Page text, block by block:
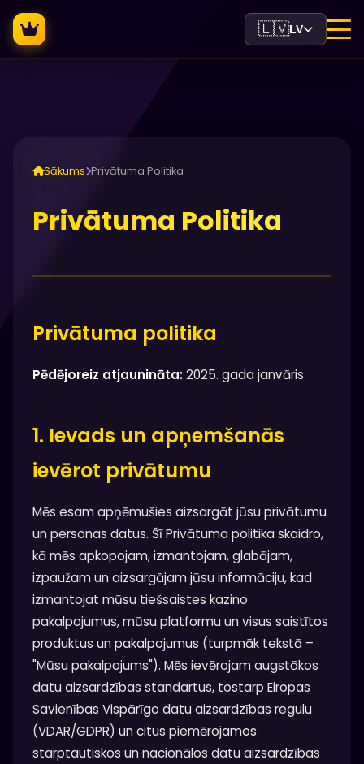
🇱🇻LV
Sākums Privātuma Politika
Privātuma Politika
Privātuma politika
Pēdējoreiz atjaunināta:2025. gada janvāris
1. Ievads un apņemšanās
ievērot privātumu
Mēs esam apņēmušies aizsargāt jūsu privātumu
un personas datus. Šī Privātuma politika skaidro,
kā mēs apkopojam, izmantojam, glabājam,
izpaužam un aizsargājam jūsu informāciju, kad
izmantojat mūsu tiešsaistes kazino
pakalpojumus, mūsu platformu un visus saistītos
produktus un pakalpojumus (turpmāk tekstā –
"Mūsu pakalpojums"). Mēs ievērojam augstākos
datu aizsardzības standartus, tostarp Eiropas
Savienības Vispārīgo datu aizsardzības regulu
(VDAR/GDPR) un citus piemērojamos
starptautiskos un nacionālos datu aizsardzības